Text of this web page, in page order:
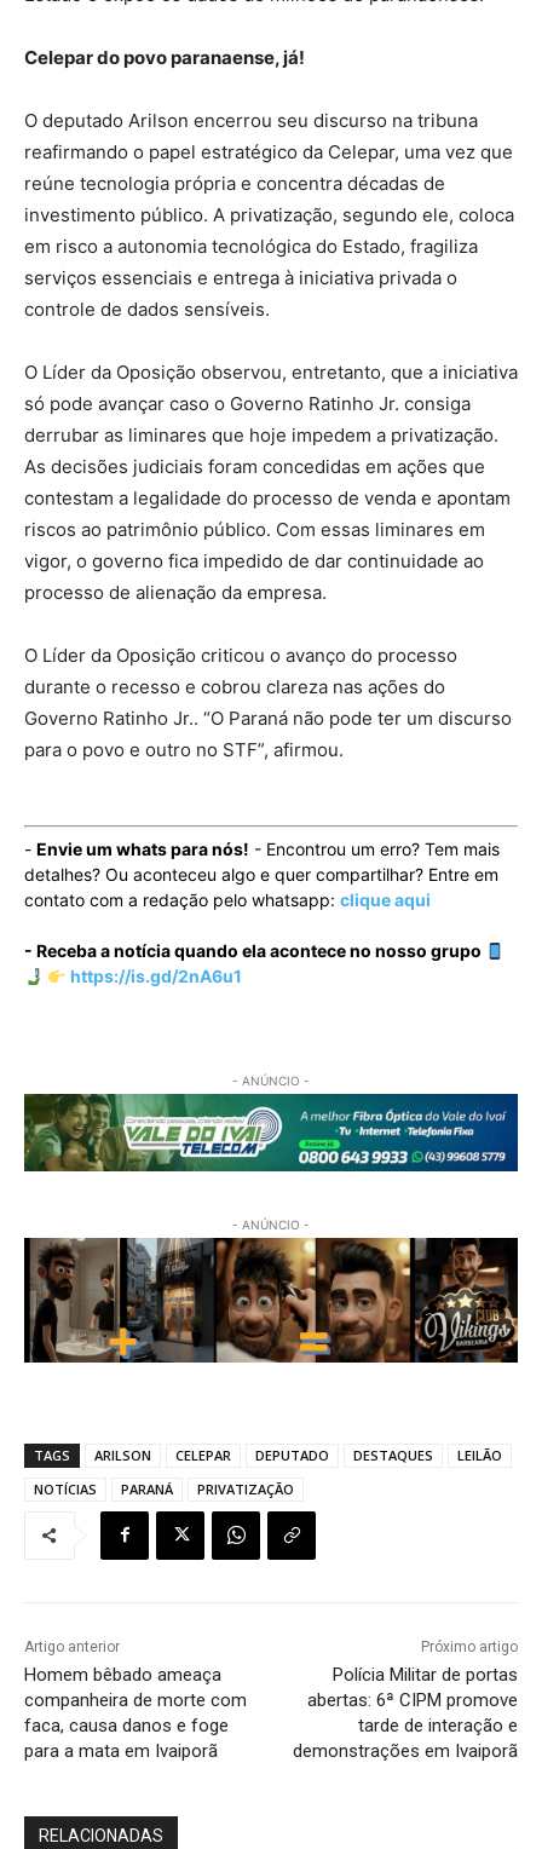
Celepar do povo paranaense, já!
O deputado Arilson encerrou seu discurso na tribuna
reafirmando o papel estratégico da Celepar, uma vez que
reúne tecnologia própria e concentra décadas de
investimento público. A privatização, segundo ele, coloca
em risco a autonomia tecnológica do Estado, fragiliza
serviços essenciais e entrega à iniciativa privada o
controle de dados sensíveis.
O Líder da Oposição observou, entretanto, que a iniciativa
só pode avançar caso o Governo Ratinho Jr. consiga
derrubar as liminares que hoje impedem a privatização.
As decisões judiciais foram concedidas em ações que
contestam a legalidade do processo de venda e apontam
riscos ao patrimônio público. Com essas liminares em
vigor, o governo fica impedido de dar continuidade ao
processo de alienação da empresa.
O Líder da Oposição criticou o avanço do processo
durante o recesso e cobrou clareza nas ações do
Governo Ratinho Jr.. “O Paraná não pode ter um discurso
para o povo e outro no STF”, afirmou.
- Envie um whats para nós! - Encontrou um erro? Tem mais
detalhes? Ou aconteceu algo e quer compartilhar? Entre em
contato com a redação pelo whatsapp: clique aqui
- Receba a notícia quando ela acontece no nosso grupo
https://is.gd/2nA6u1
- ANÚNCIO -
- ANÚNCIO -
TAGS ARILSON CELEPAR DEPUTADO DESTAQUES
LEILÃO
NOTÍCIAS
PARANÁ PRIVATIZAÇÃO
Artigo anterior
Homem bêbado ameaça
companheira de morte com
faca, causa danos e foge
para a mata em Ivaiporã
Próximo artigo
Polícia Militar de portas
abertas: 6ª CIPM promove
tarde de interação e
demonstrações em Ivaiporã
RELACIONADAS